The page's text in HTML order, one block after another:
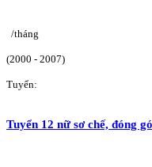
/tháng
(2000 - 2007)
Tuyển:
Tuyển 12 nữ sơ chế, đóng